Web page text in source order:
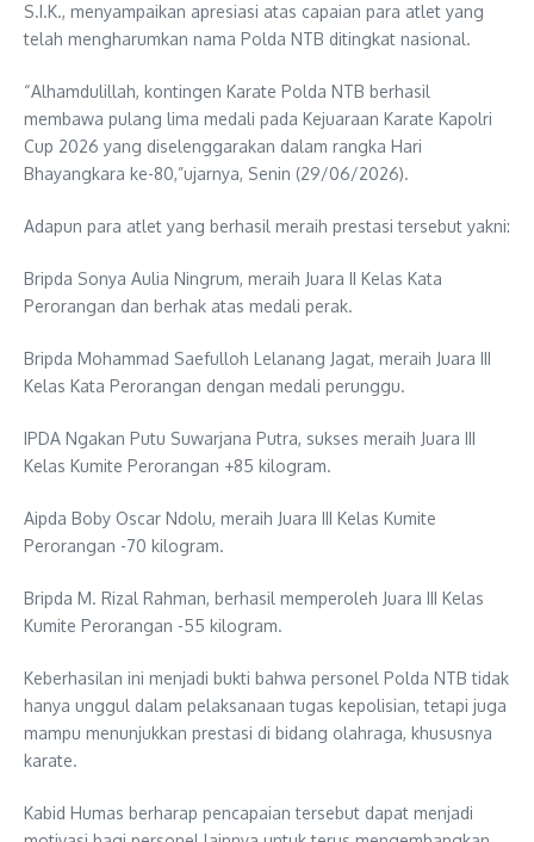
S.I.K., menyampaikan apresiasi atas capaian para atlet yang
telah mengharumkan nama Polda NTB ditingkat nasional.
“Alhamdulillah, kontingen Karate Polda NTB berhasil
membawa pulang lima medali pada Kejuaraan Karate Kapolri
Cup 2026 yang diselenggarakan dalam rangka Hari
Bhayangkara ke-80,”ujarnya, Senin (29/06/2026).
Adapun para atlet yang berhasil meraih prestasi tersebut yakni:
Bripda Sonya Aulia Ningrum, meraih Juara II Kelas Kata
Perorangan dan berhak atas medali perak.
Bripda Mohammad Saefulloh Lelanang Jagat, meraih Juara III
Kelas Kata Perorangan dengan medali perunggu.
IPDA Ngakan Putu Suwarjana Putra, sukses meraih Juara III
Kelas Kumite Perorangan +85 kilogram.
Aipda Boby Oscar Ndolu, meraih Juara III Kelas Kumite
Perorangan -70 kilogram.
Bripda M. Rizal Rahman, berhasil memperoleh Juara III Kelas
Kumite Perorangan -55 kilogram.
Keberhasilan ini menjadi bukti bahwa personel Polda NTB tidak
hanya unggul dalam pelaksanaan tugas kepolisian, tetapi juga
mampu menunjukkan prestasi di bidang olahraga, khususnya
karate.
Kabid Humas berharap pencapaian tersebut dapat menjadi